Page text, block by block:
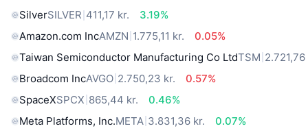
SilverSILVER 411,17 kr.
3.19%
Amazon.com IncAMZN 1.775,11 kr.
0.05%
Taiwan Semiconductor Manufacturing Co LtdTSM 2.721,76
Broadcom IncAVGO 2.750,23 kr.
0.57%
SpaceXSPCX 865,44 kr.
0.46%
Meta Platforms, Inc.META 3.831,36 kr.
0.07%